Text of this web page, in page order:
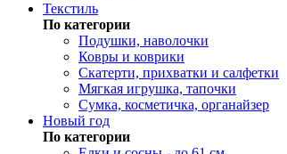
Текстиль
По категории
Подушки, наволочки
Ковры и коврики
Скатерти, прихватки и салфетки
Мягкая игрушка, тапочки
Сумка, косметичка, органайзер
Новый год
По категории